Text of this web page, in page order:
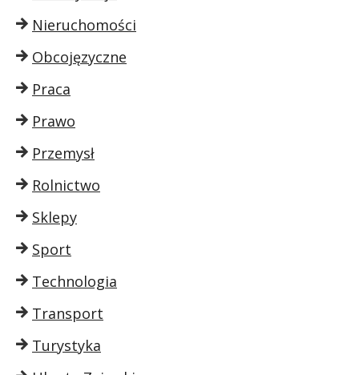
Nieruchomości
Obcojęzyczne
Praca
Prawo
Przemysł
Rolnictwo
Sklepy
Sport
Technologia
Transport
Turystyka